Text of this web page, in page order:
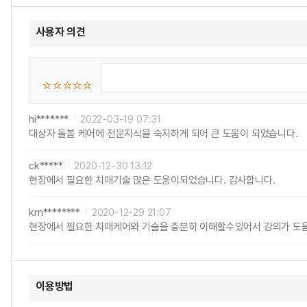
사용자 의견
hi*******
2022-03-19 07:31
대상자 돌봄 케어에 전문지식을 숙지하게 되어 큰 도움이 되었습니다.
ck*****
2020-12-30 13:12
현장에서 필요한 치매기술 많은 도움이되었습니다. 감사합니다.
km********
2020-12-29 21:07
현장에서 필요한 치매케어와 기술을 충분히 이해할수있어서 강의가 도
이용방법